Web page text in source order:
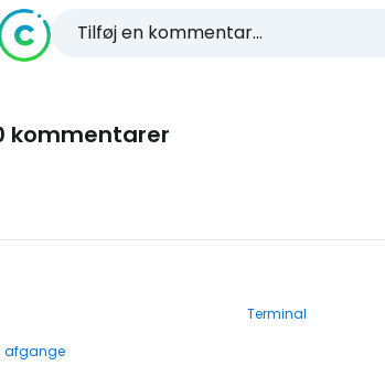
Tilføj en kommentar...
kommentarer
Terminal
afgange